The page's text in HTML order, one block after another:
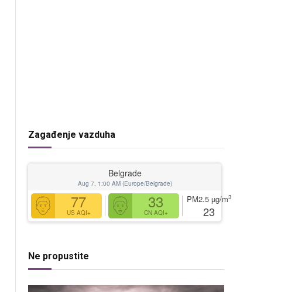
Zagađenje vazduha
Belgrade
Aug 7, 1:00 AM (Europe/Belgrade)
77
US AQI+
33
CN AQI+
PM2.5 µg/m3
23
Ne propustite